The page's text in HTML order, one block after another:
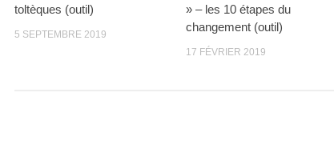
toltèques (outil)
5 SEPTEMBRE 2019
» – les 10 étapes du
changement (outil)
17 FÉVRIER 2019